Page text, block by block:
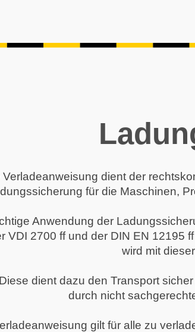
Verladeanweisung dient der
für die Maschinen,
Anwendung der
VDI 2700 ff und der DIN EN 12195
wird mit
Diese dient dazu den Transport
durch nicht
gilt für alle zu